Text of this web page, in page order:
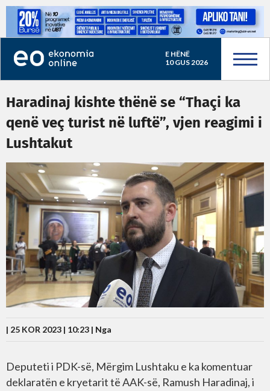
E HËNË
10 GUS 2026
Haradinaj kishte thënë se “Thaçi ka
qenë veç turist në luftë”, vjen reagimi i
Lushtakut
| 25 KOR 2023 | 10:23 | Nga
Deputeti i PDK-së, Mërgim Lushtaku e ka komentuar
deklaratën e kryetarit të AAK-së, Ramush Haradinaj, i